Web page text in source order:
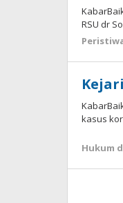
RSU dr
kasus
Hukum